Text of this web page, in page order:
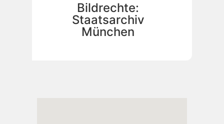
Bildrechte:
Staatsarchiv
München